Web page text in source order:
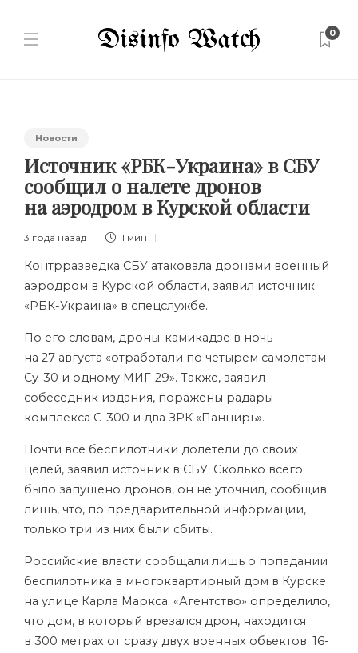
0
Новости
Источник «РБК-Украина» в СБУ
сообщил о налете дронов
на аэродром в Курской области
3 года назад 1 мин
Контрразведка СБУ атаковала дронами военный
аэродром в Курской области, заявил источник
«РБК-Украина» в спецслужбе.
По его словам, дроны-камикадзе в ночь
на 27 августа «отработали по четырем самолетам
Су-30 и одному МИГ-29». Также, заявил
собеседник издания, поражены радары
комплекса С-300 и два ЗРК «Панцирь».
Почти все беспилотники долетели до своих
целей, заявил источник в СБУ. Сколько всего
было запущено дронов, он не уточнил, сообщив
лишь, что, по предварительной информации,
только три из них были сбиты.
Российские власти сообщали лишь о попадании
беспилотника в многоквартирный дом в Курске
на улице Карла Маркса. «Агентство» определило,
что дом, в который врезался дрон, находится
в 300 метрах от сразу двух военных объектов: 16-